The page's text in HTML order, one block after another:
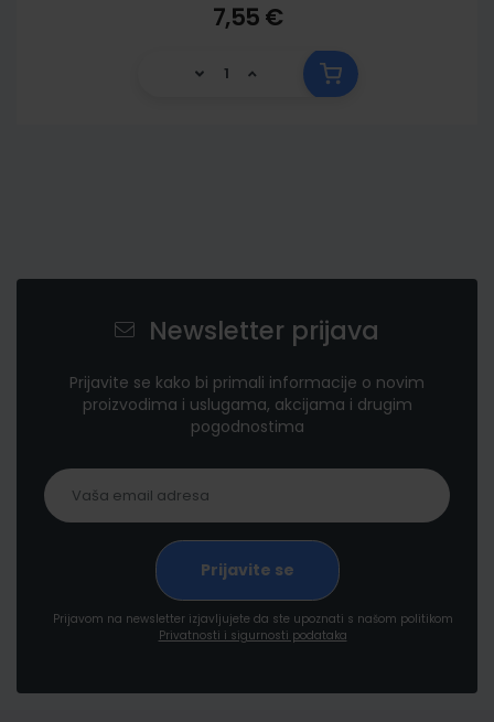
7,55 €
Newsletter prijava
Prijavite se kako bi primali informacije o novim
proizvodima i uslugama, akcijama i drugim
pogodnostima
Prijavom na newsletter izjavljujete da ste upoznati s našom politikom
Privatnosti i sigurnosti podataka